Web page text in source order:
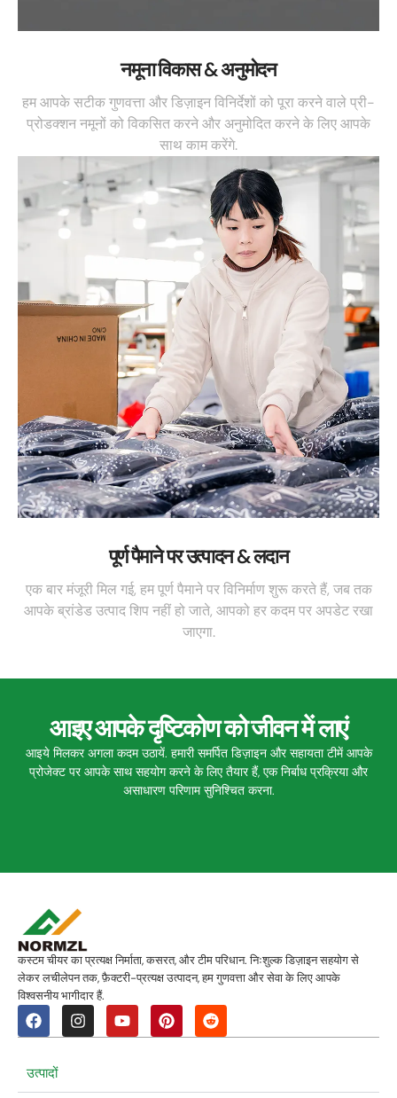
नमूना विकास & अनुमोदन
हम आपके सटीक गुणवत्ता और डिज़ाइन विनिर्देशों को पूरा करने वाले प्री-
प्रोडक्शन नमूनों को विकसित करने और अनुमोदित करने के लिए आपके
साथ काम करेंगे.
पूर्ण पैमाने पर उत्पादन & लदान
एक बार मंजूरी मिल गई, हम पूर्ण पैमाने पर विनिर्माण शुरू करते हैं, जब तक
आपके ब्रांडेड उत्पाद शिप नहीं हो जाते, आपको हर कदम पर अपडेट रखा
जाएगा.
आइए आपके दृष्टिकोण को जीवन में लाएं
आइये मिलकर अगला कदम उठायें. हमारी समर्पित डिज़ाइन और सहायता टीमें आपके
प्रोजेक्ट पर आपके साथ सहयोग करने के लिए तैयार हैं, एक निर्बाध प्रक्रिया और
असाधारण परिणाम सुनिश्चित करना.
कस्टम चीयर का प्रत्यक्ष निर्माता, कसरत, और टीम परिधान. निःशुल्क डिज़ाइन सहयोग से
लेकर लचीलेपन तक, फ़ैक्टरी-प्रत्यक्ष उत्पादन, हम गुणवत्ता और सेवा के लिए आपके
विश्वसनीय भागीदार हैं.
उत्पादों